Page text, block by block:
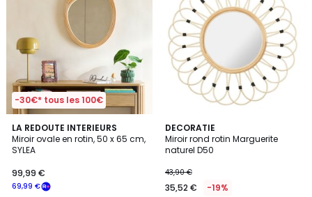
-30€* tous les 100€
LA REDOUTE INTERIEURS
Miroir ovale en rotin, 50 x 65 cm,
SYLEA
69,99 €
99,99 €
DECORATIE
Miroir rond rotin Marguerite
naturel D50
43,90 €
35,52 € -19%